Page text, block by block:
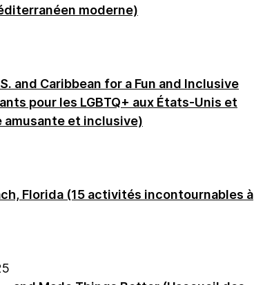
moderne)
and Caribbean for a Fun and Inclusive
pour les LGBTQ+ aux États-Unis et
amusante et inclusive)
Florida (15 activités incontournables à